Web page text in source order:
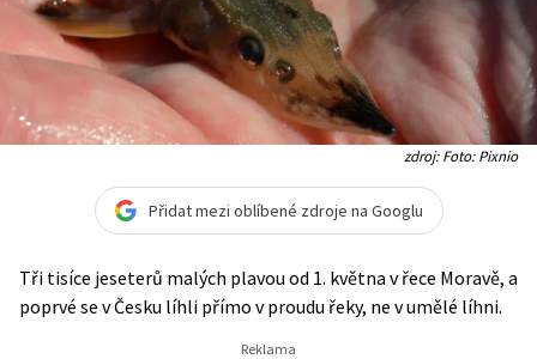
zdroj: Foto: Pixnio
Přidat mezi oblíbené zdroje na Googlu
Tři tisíce jeseterů malých plavou od 1. května v řece Moravě, a
poprvé se v Česku líhli přímo v proudu řeky, ne v umělé líhni.